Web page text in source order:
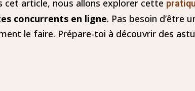
cet article, nous allons explorer cette
concurrents en ligne. Pas besoin d’être
le faire. Prépare-toi à découvrir des